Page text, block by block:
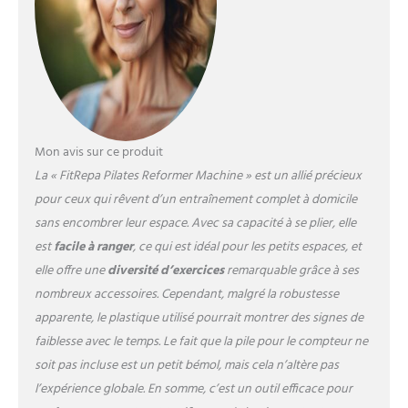
graisses et améliorer la
flexibilité, le tout dans le
confort de votre propre
maison Fitness On-the-Go :
dites adieu aux
entraînements ennuyeux et
actifs n'importe où, que ce
soit à la maison, au bureau
ou en voyage. Son design
léger et facile à utiliser vous
permet de faire un
entraînement amusant et
efficace quel que soit votre
emploi du temps, apportant
la planche de réformateur de
Pilates à votre porte Suivi
intelligent de l'entraînement :
le kit de réformateur de
Mon avis sur ce produit
La « FitRepa Pilates Reformer Machine » est un allié précieux
pour ceux qui rêvent d’un entraînement complet à domicile
sans encombrer leur espace. Avec sa capacité à se plier, elle
estfacile à ranger, ce qui est idéal pour les petits espaces, et
elle offre unediversité d’exercicesremarquable grâce à ses
nombreux accessoires. Cependant, malgré la robustesse
apparente, le plastique utilisé pourrait montrer des signes de
faiblesse avec le temps. Le fait que la pile pour le compteur ne
soit pas incluse est un petit bémol, mais cela n’altère pas
l’expérience globale. En somme, c’est un outil efficace pour